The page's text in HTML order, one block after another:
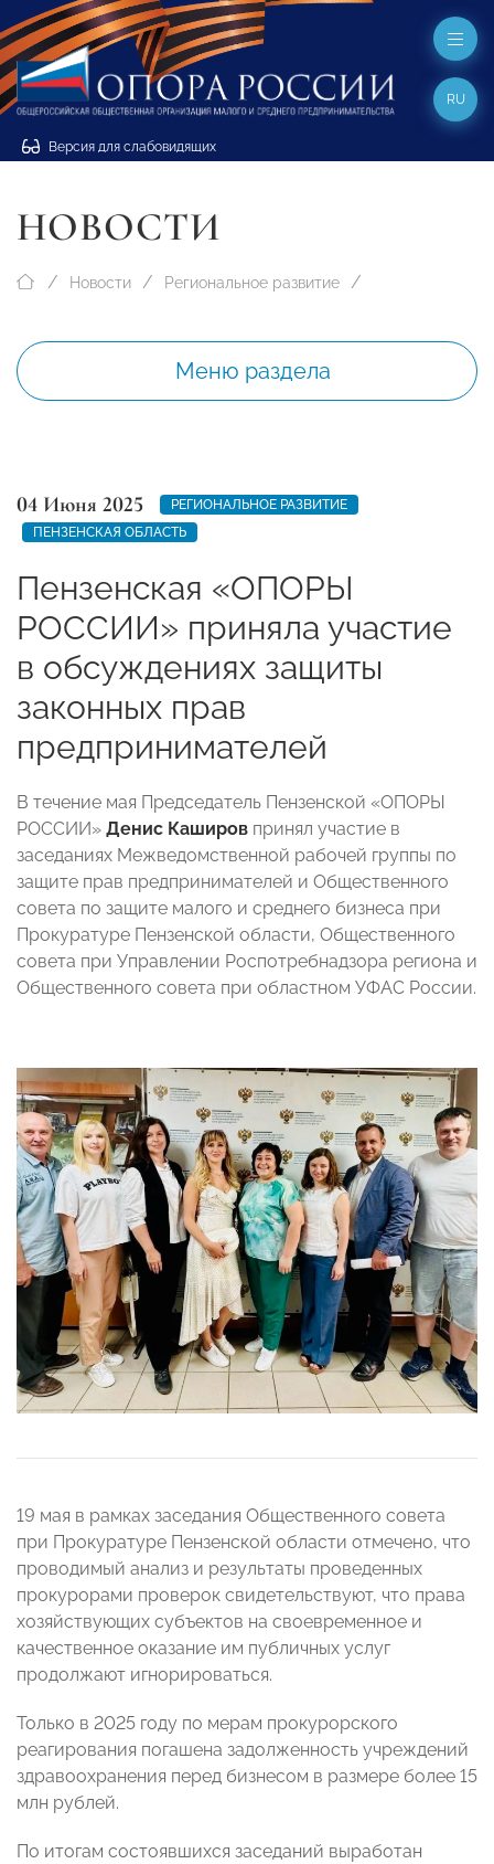
Версия для слабовидящих
RU
НОВОСТИ
Новости Региональное развитие
Меню раздела
04 Июня 2025
РЕГИОНАЛЬНОЕ РАЗВИТИЕ
ПЕНЗЕНСКАЯ ОБЛАСТЬ
Пензенская «ОПОРЫ
РОССИИ» приняла участие
в обсуждениях защиты
законных прав
предпринимателей
В течение мая Председатель Пензенской «ОПОРЫ
РОССИИ» Денис Каширов принял участие в
заседаниях Межведомственной рабочей группы по
защите прав предпринимателей и Общественного
совета по защите малого и среднего бизнеса при
Прокуратуре Пензенской области, Общественного
совета при Управлении Роспотребнадзора региона и
Общественного совета при областном УФАС России.
19 мая в рамках заседания Общественного совета
при Прокуратуре Пензенской области отмечено, что
проводимый анализ и результаты проведенных
прокурорами проверок свидетельствуют, что права
хозяйствующих субъектов на своевременное и
качественное оказание им публичных услуг
продолжают игнорироваться.
Только в 2025 году по мерам прокурорского
реагирования погашена задолженность учреждений
здравоохранения перед бизнесом в размере более 15
млн рублей.
По итогам состоявшихся заседаний выработан